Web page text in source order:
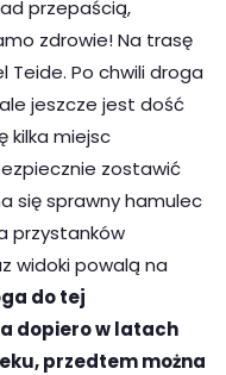
przepaścią,
zdrowie! Na trasę
Po chwili droga
jeszcze jest dość
kilka miejsc
zostawić
się sprawny hamulec
przystanków
widoki powalą na
do tej
dopiero w latach
przedtem można